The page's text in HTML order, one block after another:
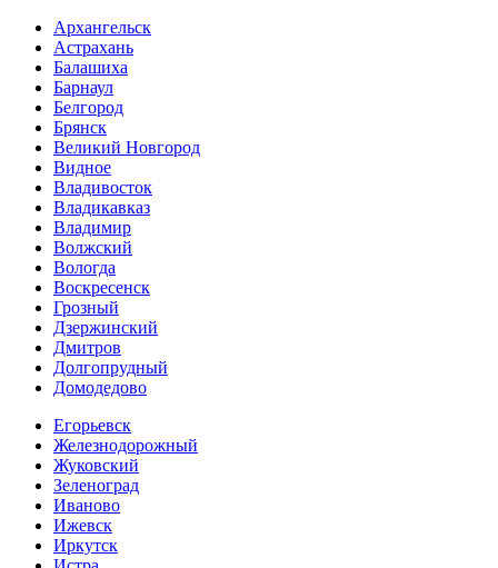
Архангельск
Астрахань
Балашиха
Барнаул
Белгород
Брянск
Великий Новгород
Видное
Владивосток
Владикавказ
Владимир
Волжский
Вологда
Воскресенск
Грозный
Дзержинский
Дмитров
Долгопрудный
Домодедово
Егорьевск
Железнодорожный
Жуковский
Зеленоград
Иваново
Ижевск
Иркутск